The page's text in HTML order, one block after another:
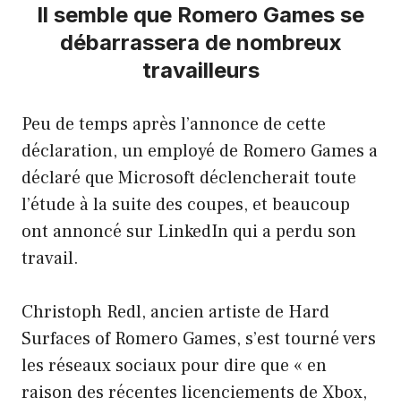
Il semble que Romero Games se
débarrassera de nombreux
travailleurs
Peu de temps après l’annonce de cette
déclaration, un employé de Romero Games a
déclaré que Microsoft déclencherait toute
l’étude à la suite des coupes, et beaucoup
ont annoncé sur LinkedIn qui a perdu son
travail.
Christoph Redl, ancien artiste de Hard
Surfaces of Romero Games, s’est tourné vers
les réseaux sociaux pour dire que « en
raison des récentes licenciements de Xbox,